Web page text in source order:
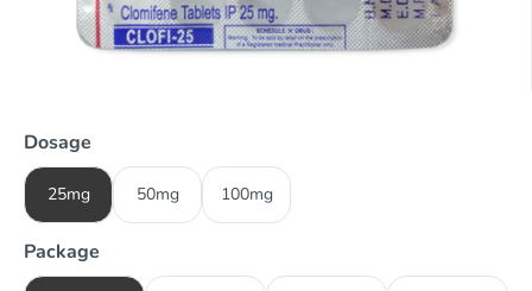
Dosage
25mg 50mg 100mg
Package